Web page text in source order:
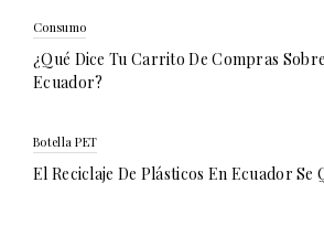
Consumo
¿Qué Dice Tu Carrito De Compras
Ecuador?
Botella PET
El Reciclaje De Plásticos En Ecuador Se